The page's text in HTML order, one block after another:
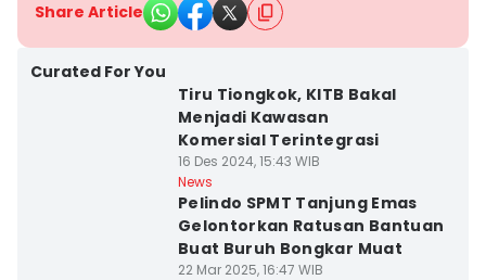
Share Article
Curated For You
Tiru Tiongkok, KITB Bakal
Menjadi Kawasan
Komersial Terintegrasi
16 Des 2024, 15:43 WIB
News
Pelindo SPMT Tanjung Emas
Gelontorkan Ratusan Bantuan
Buat Buruh Bongkar Muat
22 Mar 2025, 16:47 WIB